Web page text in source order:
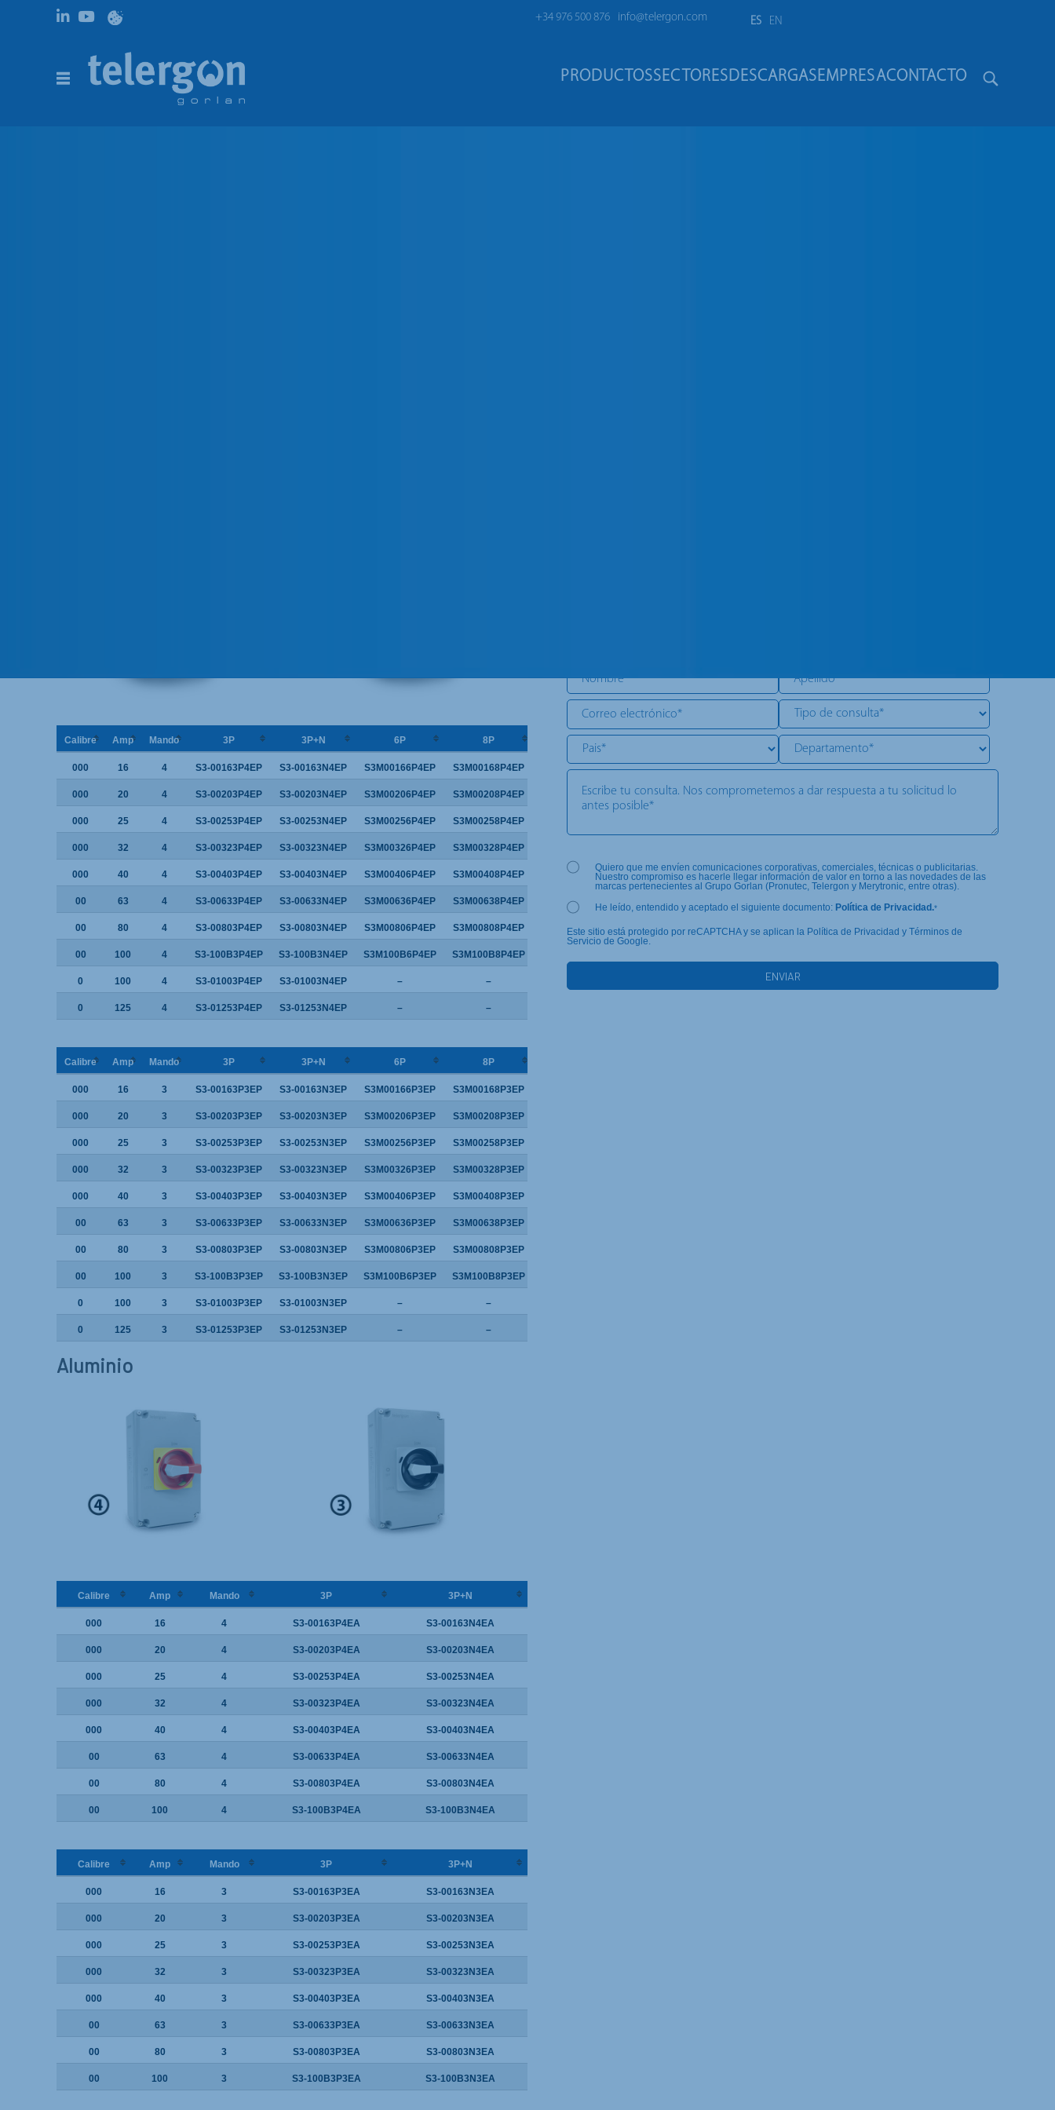
+34 976 500 876 info@telergon.com ES EN
PRODUCTOSSECTORESDESCARGASEMPRESACONTACTO
Calibre Amp Mando 3P 3P+N 6P 8P
000 16 4 S3-00163P4EP S3-00163N4EP S3M00166P4EP S3M00168P4EP
000 20 4 S3-00203P4EP S3-00203N4EP S3M00206P4EP S3M00208P4EP
000 25 4 S3-00253P4EP S3-00253N4EP S3M00256P4EP S3M00258P4EP
000 32 4 S3-00323P4EP S3-00323N4EP S3M00326P4EP S3M00328P4EP
000 40 4 S3-00403P4EP S3-00403N4EP S3M00406P4EP S3M00408P4EP
00 63 4 S3-00633P4EP S3-00633N4EP S3M00636P4EP S3M00638P4EP
00 80 4 S3-00803P4EP S3-00803N4EP S3M00806P4EP S3M00808P4EP
00 100 4 S3-100B3P4EP S3-100B3N4EP S3M100B6P4EP S3M100B8P4EP
0 100 4 S3-01003P4EP S3-01003N4EP – –
0 125 4 S3-01253P4EP S3-01253N4EP – –
Calibre Amp Mando 3P 3P+N 6P 8P
000 16 3 S3-00163P3EP S3-00163N3EP S3M00166P3EP S3M00168P3EP
000 20 3 S3-00203P3EP S3-00203N3EP S3M00206P3EP S3M00208P3EP
000 25 3 S3-00253P3EP S3-00253N3EP S3M00256P3EP S3M00258P3EP
000 32 3 S3-00323P3EP S3-00323N3EP S3M00326P3EP S3M00328P3EP
000 40 3 S3-00403P3EP S3-00403N3EP S3M00406P3EP S3M00408P3EP
00 63 3 S3-00633P3EP S3-00633N3EP S3M00636P3EP S3M00638P3EP
00 80 3 S3-00803P3EP S3-00803N3EP S3M00806P3EP S3M00808P3EP
00 100 3 S3-100B3P3EP S3-100B3N3EP S3M100B6P3EP S3M100B8P3EP
0 100 3 S3-01003P3EP S3-01003N3EP – –
0 125 3 S3-01253P3EP S3-01253N3EP – –
Aluminio
Calibre Amp Mando 3P 3P+N
000 16 4 S3-00163P4EA S3-00163N4EA
000 20 4 S3-00203P4EA S3-00203N4EA
000 25 4 S3-00253P4EA S3-00253N4EA
000 32 4 S3-00323P4EA S3-00323N4EA
000 40 4 S3-00403P4EA S3-00403N4EA
00 63 4 S3-00633P4EA S3-00633N4EA
00 80 4 S3-00803P4EA S3-00803N4EA
00 100 4 S3-100B3P4EA S3-100B3N4EA
Calibre Amp Mando 3P 3P+N
000 16 3 S3-00163P3EA S3-00163N3EA
000 20 3 S3-00203P3EA S3-00203N3EA
000 25 3 S3-00253P3EA S3-00253N3EA
000 32 3 S3-00323P3EA S3-00323N3EA
000 40 3 S3-00403P3EA S3-00403N3EA
00 63 3 S3-00633P3EA S3-00633N3EA
00 80 3 S3-00803P3EA S3-00803N3EA
00 100 3 S3-100B3P3EA S3-100B3N3EA
Quiero que me envíen comunicaciones corporativas, comerciales, técnicas o publicitarias.
Nuestro compromiso es hacerle llegar información de valor en torno a las novedades de las
marcas pertenecientes al Grupo Gorlan (Pronutec, Telergon y Merytronic, entre otras).
He leído, entendido y aceptado el siguiente documento: Política de Privacidad.*
Este sitio está protegido por reCAPTCHA y se aplican la Política de Privacidad y Términos de
Servicio de Google.